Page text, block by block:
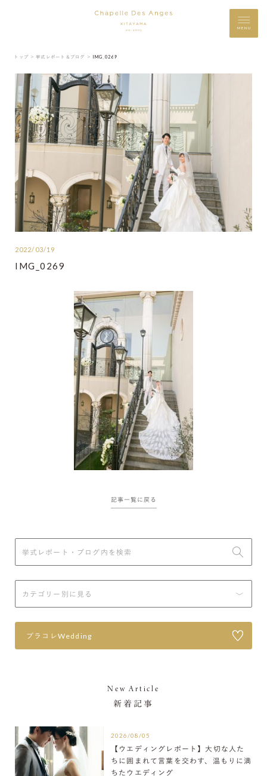
MENU
トップ ＞ 挙式レポート＆ブログ ＞ IMG_0269
2022/03/19
IMG_0269
記事一覧に戻る
プラコレWedding
New Article
新着記事
2026/08/05
【ウエディングレポート】大切な人た
ちに囲まれて言葉を交わす、温もりに満
ちたウエディング